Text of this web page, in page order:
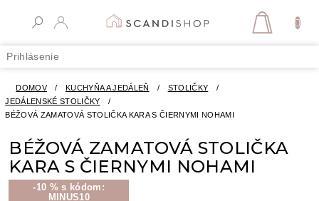
Prihlásenie
DOMOV / KUCHYŇA A JEDÁLEŇ / STOLIČKY
/
JEDÁLENSKÉ STOLIČKY
/
BÉŽOVÁ ZAMATOVÁ STOLIČKA KARA S ČIERNYMI NOHAMI
BÉŽOVÁ ZAMATOVÁ STOLIČKA
KARA S ČIERNYMI NOHAMI
-10 % s kódom:
MINUS10